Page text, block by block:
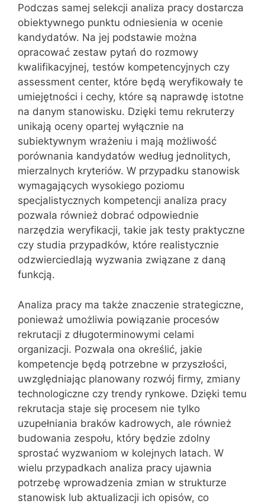
Podczas samej selekcji analiza pracy dostarcza
obiektywnego punktu odniesienia w ocenie
kandydatów. Na jej podstawie można
opracować zestaw pytań do rozmowy
kwalifikacyjnej, testów kompetencyjnych czy
assessment center, które będą weryfikowały te
umiejętności i cechy, które są naprawdę istotne
na danym stanowisku. Dzięki temu rekruterzy
unikają oceny opartej wyłącznie na
subiektywnym wrażeniu i mają możliwość
porównania kandydatów według jednolitych,
mierzalnych kryteriów. W przypadku stanowisk
wymagających wysokiego poziomu
specjalistycznych kompetencji analiza pracy
pozwala również dobrać odpowiednie
narzędzia weryfikacji, takie jak testy praktyczne
czy studia przypadków, które realistycznie
odzwierciedlają wyzwania związane z daną
funkcją.
Analiza pracy ma także znaczenie strategiczne,
ponieważ umożliwia powiązanie procesów
rekrutacji z długoterminowymi celami
organizacji. Pozwala ona określić, jakie
kompetencje będą potrzebne w przyszłości,
uwzględniając planowany rozwój firmy, zmiany
technologiczne czy trendy rynkowe. Dzięki temu
rekrutacja staje się procesem nie tylko
uzupełniania braków kadrowych, ale również
budowania zespołu, który będzie zdolny
sprostać wyzwaniom w kolejnych latach. W
wielu przypadkach analiza pracy ujawnia
potrzebę wprowadzenia zmian w strukturze
stanowisk lub aktualizacji ich opisów, co